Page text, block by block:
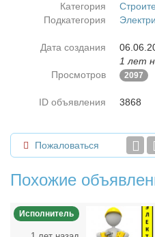
Категория
Подкатегория
Дата создания
1 лет
Просмотров
2097
ID объявления 3868
Пожаловаться
Похожие
Исполнитель